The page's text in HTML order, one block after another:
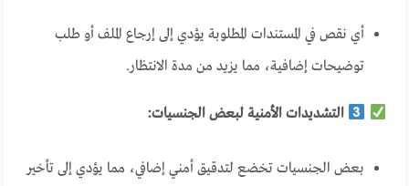
أي نقص في المستندات المطلوبة يؤدي إلى إرجاع الملف أو طلب
توضيحات إضافية، مما يزيد من مدة الانتظار.
التشديدات الأمنية لبعض الجنسيات:
بعض الجنسيات تخضع لتدقيق أمني إضافي، مما يؤدي إلى تأخير